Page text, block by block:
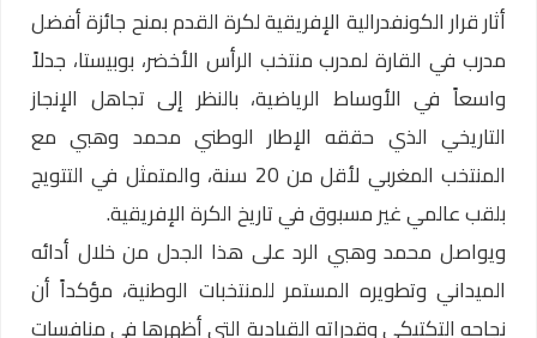
أثار قرار الكونفدرالية الإفريقية لكرة القدم بمنح جائزة أفضل
مدرب في القارة لمدرب منتخب الرأس الأخضر، بوبيستا، جدلاً
واسعاً في الأوساط الرياضية، بالنظر إلى تجاهل الإنجاز
التاريخي الذي حققه الإطار الوطني محمد وهبي مع
المنتخب المغربي لأقل من 20 سنة، والمتمثل في التتويج
بلقب عالمي غير مسبوق في تاريخ الكرة الإفريقية.
ويواصل محمد وهبي الرد على هذا الجدل من خلال أدائه
الميداني وتطويره المستمر للمنتخبات الوطنية، مؤكداً أن
نجاحه التكتيكي وقدراته القيادية التي أظهرها في منافسات